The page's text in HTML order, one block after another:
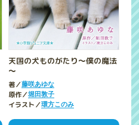
天国の犬ものがたり～僕の魔法
～
著／藤咲あゆな
原作／堀田敦子
イラスト／環方このみ